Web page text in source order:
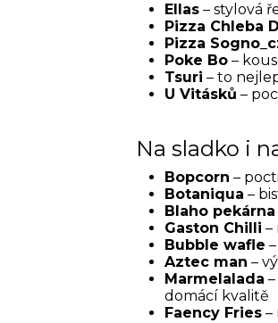
Ellas – stylová
Pizza Chleba
Pizza
Poke Bo –
Tsuri – to
U Vitásků –
Na sladko i
Bopcorn –
Botaniqua –
Blaho pekárna
Gaston Chilli –
Bubble wafle
Aztec man –
Marmelalada
domácí kvalitě
Faency Fries –